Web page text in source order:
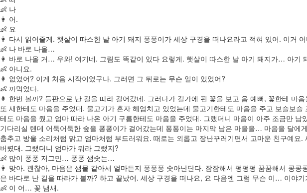
👶 나
👩 어.
👶 요
👩 다시 읽어줄게. 햇살이 따스한 날 아기 돼지 퐁퐁이가 세상 구경을 떠나요라고 적혀 있어. 이거
👶 나 바로 나올…
👩 바로 나올 거… 우와! 여기네. 그림도 똑같이 있다 요렇게. 햇살이 따스한 날 아기 돼지가… 아기
👶 아니요.
👩 없었어? 이게 처음 시작이었구나. 그러면 그 뒤로는 무슨 일이 있었어?
👶 까먹었다.
👩 한번 볼까? 들판으로 난 길을 따라 걸어갔네. 그러다가 길가에 핀 꽃을 보고 음 예뻐, 꽃한테
또 새한테도 마음을 주었대. 물고기가 혼자 헤엄치고 있었는데 물고기한테도 마음을 주고 보슬
테도 마음을 줬고 엄마 따라 나온 아기 구름한테도 마음을 주었대. 그랬더니 마음이 아주 조금만
기다리실 텐데 어둑어둑한 숲을 퐁퐁이가 걸어갔는데 퐁퐁이는 마지막 남은 마을을… 마음을 달
춤추고 방울 소리처럼 맑고 엄마처럼 부드러워요. 때로는 외롭고 장난꾸러기면서 고마운 친구예
버렸대. 그랬더니 엄마가 뭐라 그랬지?
👶 많이 퐁퐁 저그만… 퐁퐁 샘솟는…
👩 맞아. 괜찮아, 마음은 샘물 같아서 얼마든지 퐁퐁퐁 솟아난단다. 잠잠해서 펑펑펑 꿈꿈해서 콩
은 바다로 난 길을 따라가 볼까? 하고 끝났어. 세상 구경을 떠나요, 요 다음엔 그럼 무슨 이… 이야기
👶 이 어… 꽃 냄새.